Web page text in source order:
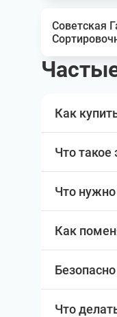
Советская
Как
Что такое
Что нужно
Как
Что